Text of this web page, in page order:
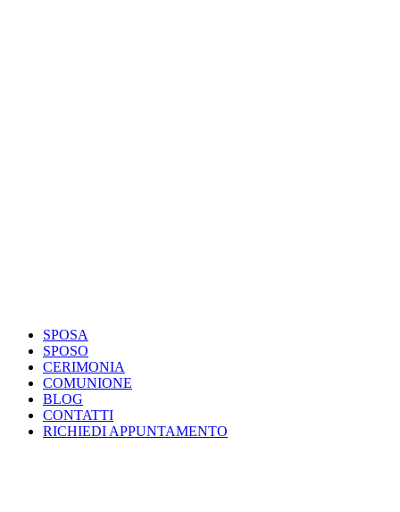
SPOSA
SPOSO
CERIMONIA
COMUNIONE
BLOG
CONTATTI
RICHIEDI APPUNTAMENTO